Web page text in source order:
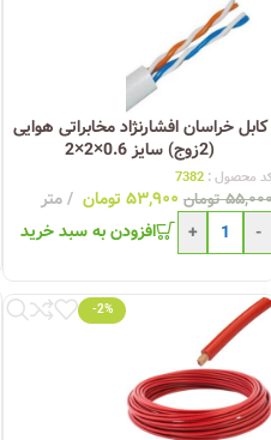
کابل خراسان افشارنژاد مخابراتی هوایی
(2زوج) سایز 0.6×2×2
محصول : 7382
تومان ۵۳,۹۰۰تومان
متر
-
+ افزودن به سبد خرید
-2%